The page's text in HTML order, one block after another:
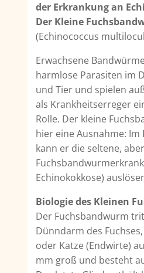
der Erkrankung an
Der Kleine
(Echinococcus
Erwachsene
harmlose Parasiten im
und Tier und spielen
als Krankheitserreger
Rolle. Der kleine
hier eine Ausnahme:
kann er die seltene,
Echinokokkose)
Biologie des Kleinen
Der Fuchsbandwurm
Dünndarm des
oder Katze (Endwirte)
mm groß und besteht